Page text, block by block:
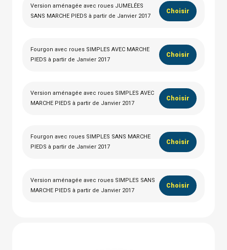
Version aménagée avec roues JUMELÉES
SANS MARCHE PIEDS à partir de Janvier 2017
Choisir
Fourgon avec roues SIMPLES AVEC MARCHE
PIEDS à partir de Janvier 2017
Choisir
Version aménagée avec roues SIMPLES AVEC
MARCHE PIEDS à partir de Janvier 2017
Choisir
Fourgon avec roues SIMPLES SANS MARCHE
PIEDS à partir de Janvier 2017
Choisir
Version aménagée avec roues SIMPLES SANS
MARCHE PIEDS à partir de Janvier 2017
Choisir